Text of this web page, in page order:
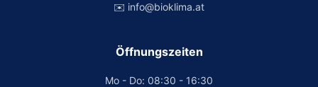
✉️ info@bioklima.at
Öffnungszeiten
Mo - Do: 08:30 - 16:30